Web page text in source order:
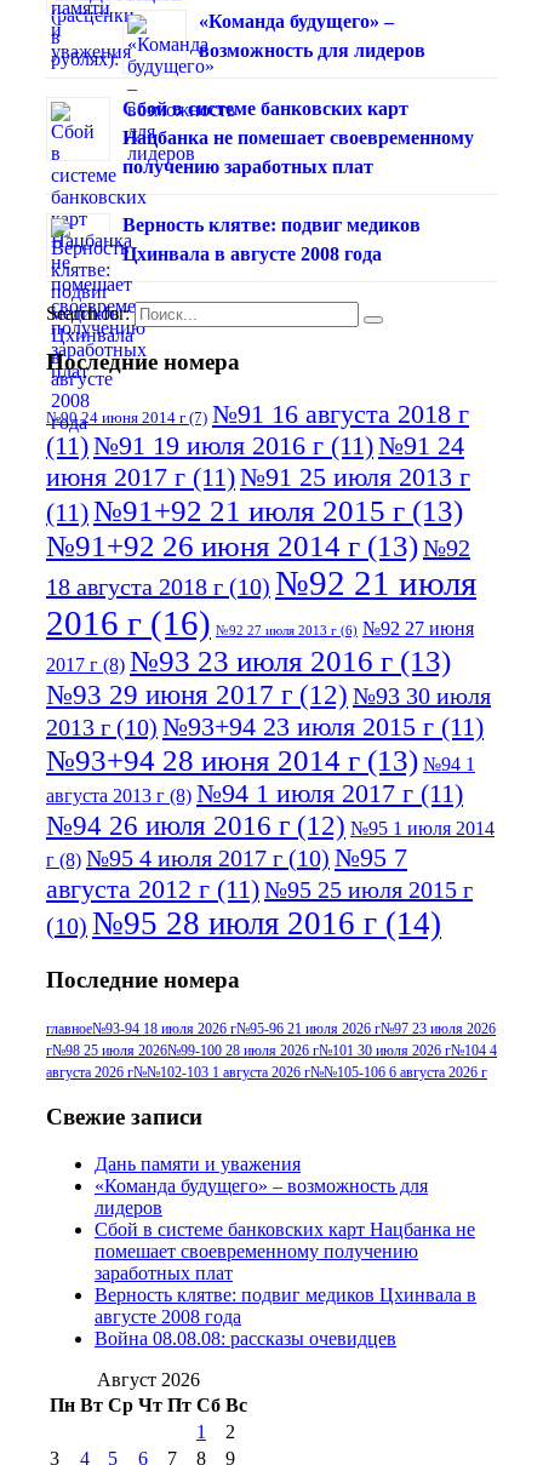
«Команда будущего» –
возможность для лидеров
Сбой в системе банковских карт
Нацбанка не помешает своевременному
получению заработных плат
Верность клятве: подвиг медиков
Цхинвала в августе 2008 года
Search for:
Последние номера
№90 24 июня 2014 г (7) №91 16 августа 2018 г
(11)№91 19 июля 2016 г (11)№91 24
июня 2017 г (11)№91 25 июля 2013 г
(11)№91+92 21 июля 2015 г (13)
№91+92 26 июня 2014 г (13)№92
18 августа 2018 г (10) №92 21 июля
2016 г (16) №92 27 июля 2013 г (6) №92 27 июня
2017 г (8) №93 23 июля 2016 г (13)
№93 29 июня 2017 г (12) №93 30 июля
2013 г (10) №93+94 23 июля 2015 г (11)
№93+94 28 июня 2014 г (13) №94 1
августа 2013 г (8) №94 1 июля 2017 г (11)
№94 26 июля 2016 г (12) №95 1 июля 2014
г (8) №95 4 июля 2017 г (10) №95 7
августа 2012 г (11)№95 25 июля 2015 г
(10) №95 28 июля 2016 г (14)
июля 2017 г(11)№96 9 августа 2012
г(13) №96 28 июля 2015 г(9) №96+97 3
июля 2014 г(10)№96+97 30 июля
июля 2017 г
2012 г(15)№97 30 июля 2015 г
(15)№98 1 августа 2015 г
августа 2016 г(10)№98 5 июля 2014 г(10)
№98 8 августа 2013 г
августа 2012 г(14)
2017 г(9)
№99 4 августа
2016 г(12) №99 8 июля 2014 г
августа 2012 г(11)
августа 2013 г
(12)
Последние номера
главное№93-94 18 июля 2026 г№95-96 21 июля 2026 г№97 23 июля 2026
г№98 25 июля 2026№99-100 28 июля 2026 г№101 30 июля 2026 г№104 4
августа 2026 г№№102-103 1 августа 2026 г№№105-106 6 августа 2026 г
Свежие записи
Дань памяти и уважения
«Команда будущего» – возможность для
лидеров
Сбой в системе банковских карт Нацбанка не
помешает своевременному получению
заработных плат
Верность клятве: подвиг медиков Цхинвала в
августе 2008 года
Война 08.08.08: рассказы очевидцев
Август 2026
Пн Вт Ср Чт Пт Сб Вс
1
2
3
4 5 6 7 8 9